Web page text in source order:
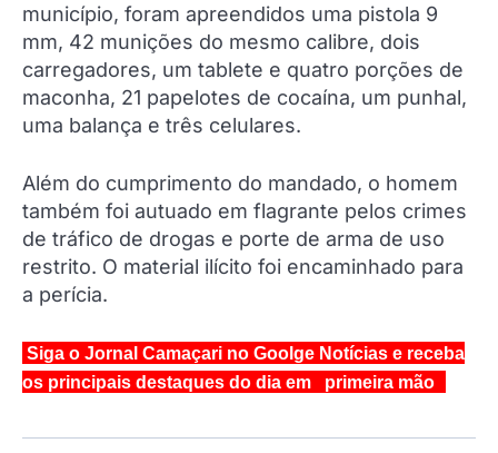
município, foram apreendidos uma pistola 9
mm, 42 munições do mesmo calibre, dois
carregadores, um tablete e quatro porções de
maconha, 21 papelotes de cocaína, um punhal,
uma balança e três celulares.
Além do cumprimento do mandado, o homem
também foi autuado em flagrante pelos crimes
de tráfico de drogas e porte de arma de uso
restrito. O material ilícito foi encaminhado para
a perícia.
Siga o Jornal Camaçari no Goolge Notícias e receba
os principais destaques do dia em primeira mão